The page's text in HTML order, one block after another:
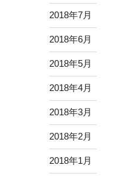
2018年7月
2018年6月
2018年5月
2018年4月
2018年3月
2018年2月
2018年1月